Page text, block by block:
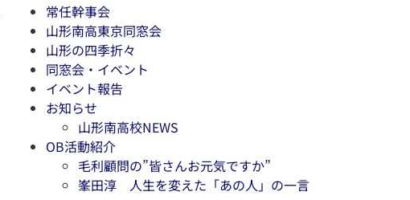
常任幹事会
山形南高東京同窓会
山形の四季折々
同窓会・イベント
イベント報告
お知らせ
山形南高校NEWS
OB活動紹介
毛利顧問の”皆さんお元気ですか”
峯田淳 人生を変えた「あの人」の一言